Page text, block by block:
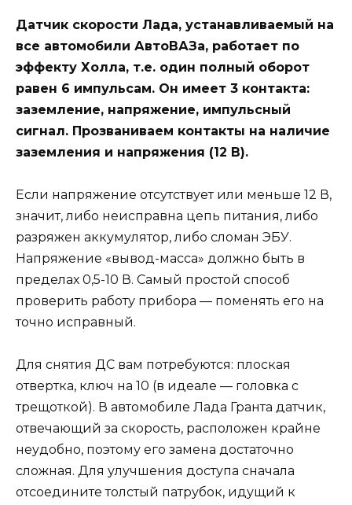
Датчик скорости Лада, устанавливаемый на
все автомобили АвтоВАЗа, работает по
эффекту Холла, т.е. один полный оборот
равен 6 импульсам. Он имеет 3 контакта:
заземление, напряжение, импульсный
сигнал. Прозваниваем контакты на наличие
заземления и напряжения (12 В).
Если напряжение отсутствует или меньше 12 В,
значит, либо неисправна цепь питания, либо
разряжен аккумулятор, либо сломан ЭБУ.
Напряжение «вывод-масса» должно быть в
пределах 0,5-10 В. Самый простой способ
проверить работу прибора — поменять его на
точно исправный.
Для снятия ДС вам потребуются: плоская
отвертка, ключ на 10 (в идеале — головка с
трещоткой). В автомобиле Лада Гранта датчик,
отвечающий за скорость, расположен крайне
неудобно, поэтому его замена достаточно
сложная. Для улучшения доступа сначала
отсоедините толстый патрубок, идущий к